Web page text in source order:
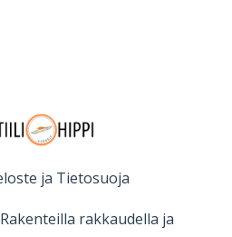
ja Tietosuoja
rakkaudella ja